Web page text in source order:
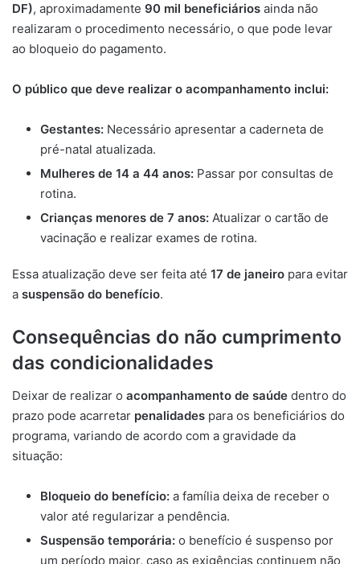
DF), aproximadamente 90 mil beneficiários ainda não
realizaram o procedimento necessário, o que pode levar
ao bloqueio do pagamento.
O público que deve realizar o acompanhamento inclui:
Gestantes: Necessário apresentar a caderneta de
pré-natal atualizada.
Mulheres de 14 a 44 anos: Passar por consultas de
rotina.
Crianças menores de 7 anos: Atualizar o cartão de
vacinação e realizar exames de rotina.
Essa atualização deve ser feita até 17 de janeiro para evitar
a suspensão do benefício.
Consequências do não cumprimento
das condicionalidades
Deixar de realizar o acompanhamento de saúde dentro do
prazo pode acarretar penalidades para os beneficiários do
programa, variando de acordo com a gravidade da
situação:
Bloqueio do benefício: a família deixa de receber o
valor até regularizar a pendência.
Suspensão temporária: o benefício é suspenso por
um período maior, caso as exigências continuem não